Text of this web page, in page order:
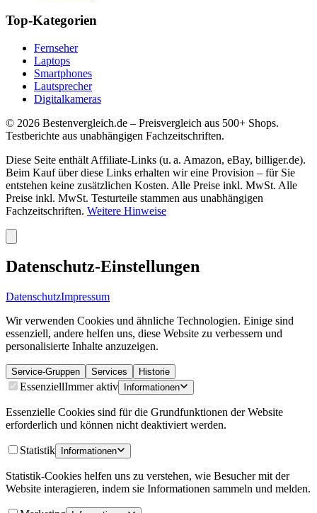
Top-Kategorien
Fernseher
Laptops
Smartphones
Lautsprecher
Digitalkameras
© 2026 Bestenvergleich.de – Preisvergleich aus 500+ Shops.
Testberichte aus unabhängigen Fachzeitschriften.
Diese Seite enthält Affiliate-Links (u. a. Amazon, eBay, billiger.de).
Beim Kauf über diese Links erhalten wir eine Provision – für Sie
entstehen keine zusätzlichen Kosten. Alle Preise inkl. MwSt. Alle
Preise inkl. MwSt. Testurteile stammen aus unabhängigen
Fachzeitschriften. Weitere Hinweise
Datenschutz-Einstellungen
DatenschutzImpressum
Wir verwenden Cookies und ähnliche Technologien. Einige sind
essenziell, andere helfen uns, diese Website zu verbessern und
personalisierte Inhalte anzuzeigen.
Service-Gruppen Services Historie
EssenziellImmer aktiv Informationen
Essenzielle Cookies sind für die Grundfunktionen der Website
erforderlich und können nicht deaktiviert werden.
Statistik Informationen
Statistik-Cookies helfen uns zu verstehen, wie Besucher mit der
Website interagieren, indem sie Informationen sammeln und melden.